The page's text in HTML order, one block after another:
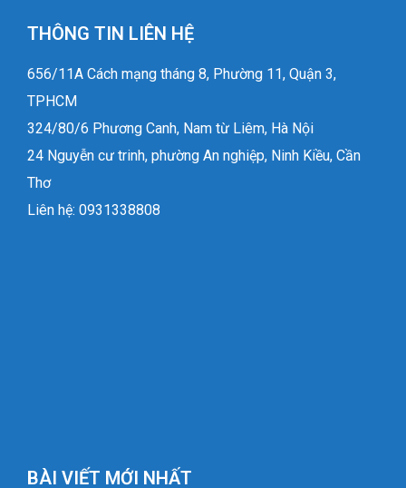
THÔNG TIN LIÊN HỆ
656/11A Cách mạng tháng 8, Phường 11, Quận 3,
TPHCM
324/80/6 Phương Canh, Nam từ Liêm, Hà Nội
24 Nguyễn cư trinh, phường An nghiệp, Ninh Kiều, Cần
Thơ
Liên hệ: 0931338808
BÀI VIẾT MỚI NHẤT